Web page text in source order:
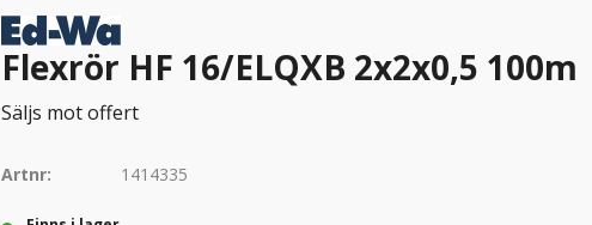
Flexrör HF 16/ELQXB 2x2x0,5 100m
Säljs mot offert
Artnr: 1414335